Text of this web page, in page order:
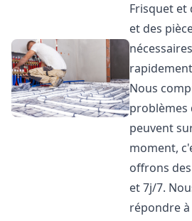
Frisquet et
et des
Nous
problèmes
peuvent
moment,
offrons
et 7j/7.
répondre à